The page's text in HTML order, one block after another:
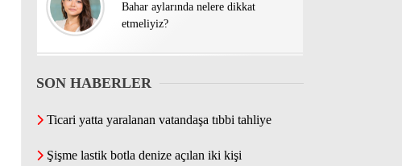
Bahar aylarında nelere dikkat
etmeliyiz?
Kayra Yazaroğulları
bilmiyor
SON HABERLER
Ticari yatta yaralanan vatandaşa tıbbi tahliye
Şişme lastik botla denize açılan iki kişi